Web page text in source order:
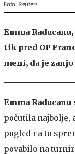
Foto: Reuters
Emma
tik pred OP
meni, da je
Emma Raducanu
počutila najbolje,
pogled na to
povabilo na turnir